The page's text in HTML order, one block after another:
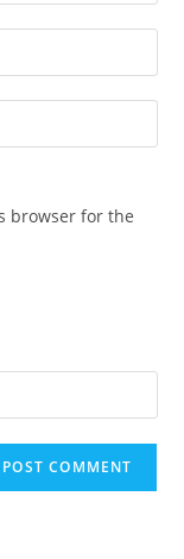
browser for the